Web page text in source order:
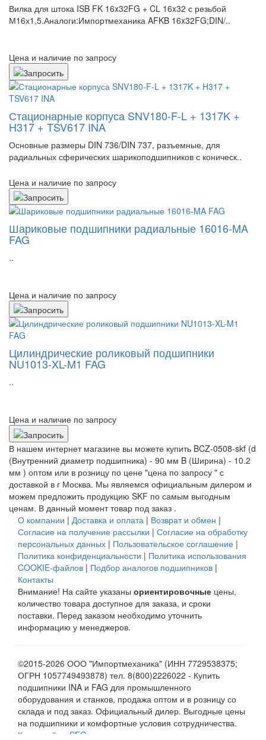
Вилка для штока ISB FK 16x32FG + CL 16x32 с резьбой
М16х1,5.Аналоги:Импортмеханика AFKB 16x32FG;DIN/..
Цена и наличие по запросу
Стационарные корпуса SNV180-F-L + 1317K +
H317 + TSV617 INA
Основные размеры DIN 736/DIN 737, разъемные, для
радиальных сферических шарикоподшипников с коническ..
Цена и наличие по запросу
Шариковые подшипники радиальные 16016-MA
FAG
..
Цена и наличие по запросу
Цилиндрические роликовый подшипники
NU1013-XL-M1 FAG
..
Цена и наличие по запросу
В нашем интернет магазине вы можете купить BCZ-0508-skf (d
(Внутренний диаметр подшипника) - 90 мм B (Ширина) - 10.2
мм ) оптом или в розницу по цене "цена по запросу " с
доставкой в г Москва. Мы являемся официальным дилером и
можем предложить продукцию SKF по самым выгодным
ценам. В данный момент товар под заказ .
О компании | Доставка и оплата | Возврат и обмен |
Согласие на получение рассылки | Согласие на обработку
персональных данных | Пользовательское соглашение |
Политика конфиденциальности | Политика использования
COOKIE-файлов | Подбор аналогов подшипников |
Контакты
Внимание! На сайте указаны ориентировочные цены,
количество товара доступное для заказа, и сроки
поставки. Перед заказом необходимо уточнить
информацию у менеджеров.
©2015-2026 ООО "Импортмеханика" (ИНН 7729538375;
ОГРН 1057749493878) тел. 8(800)2226022 - Купить
подшипники INA и FAG для промышленного
оборудования и станков, продажа оптом и в розницу со
склада и под заказ. Официальный дилер. Выгодные цены
на подшипники и комфортные условия сотрудничества.
Карта сайта
SEO